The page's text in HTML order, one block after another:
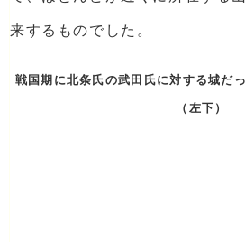
来するものでした。
戦国期に北条氏の武田氏に対する城だ
（左下）